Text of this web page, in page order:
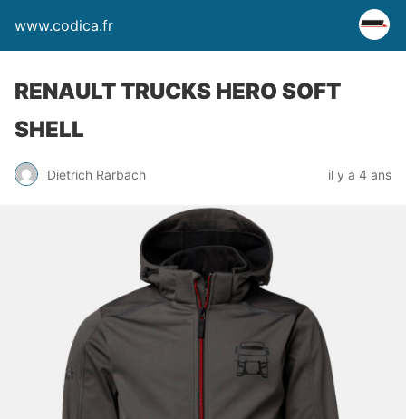
www.codica.fr
RENAULT TRUCKS HERO SOFT
SHELL
Dietrich Rarbach il y a 4 ans